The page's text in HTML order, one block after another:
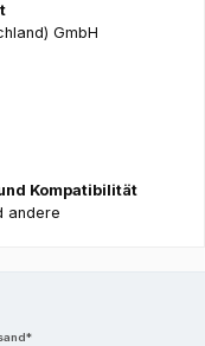
GmbH
Kompatibilität
andere